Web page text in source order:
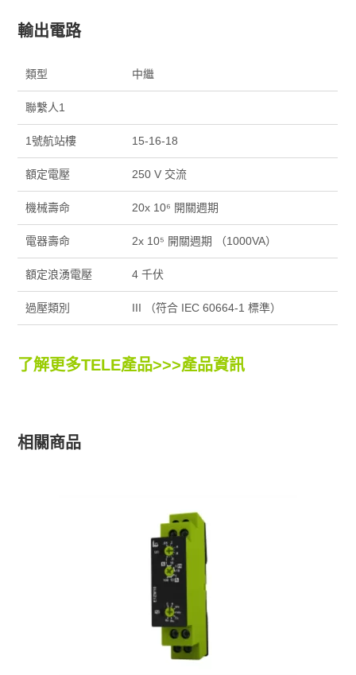
輸出電路
類型 中繼
聯繫人1
1號航站樓 15-16-18
額定電壓 250 V 交流
機械壽命 20x 10⁶ 開關週期
電器壽命 2x 10⁵ 開關週期 （1000VA）
額定浪湧電壓 4 千伏
過壓類別 III （符合 IEC 60664-1 標準）
了解更多TELE產品>>>產品資訊
相關商品